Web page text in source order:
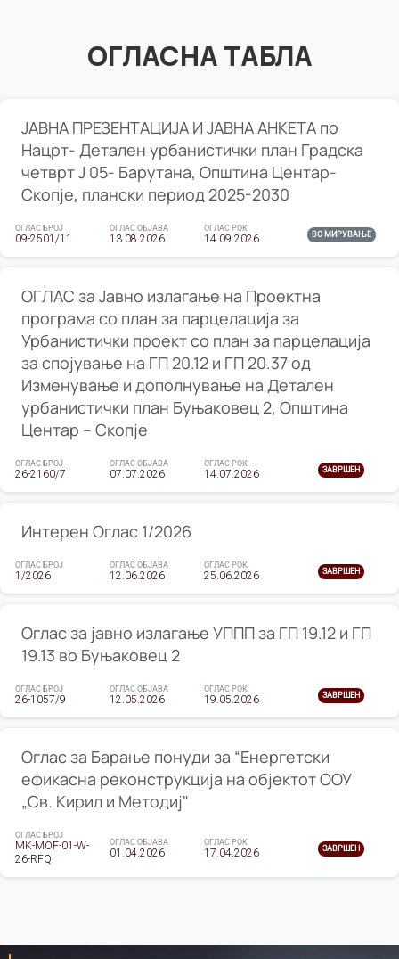
ОГЛАСНА ТАБЛА
ЈАВНА ПРЕЗЕНТАЦИЈА И ЈАВНА АНКЕТА по
Нацрт- Детален урбанистички план Градска
четврт Ј 05- Барутана, Општина Центар-
Скопје, плански период 2025-2030
ОГЛАС БРОЈ
09-2501/11
ОГЛАС ОБЈАВА
13.08.2026
ОГЛАС РОК
14.09.2026 ВО МИРУВАЊЕ
ОГЛАС за Јавно излагање на Проектна
програма со план за парцелација за
Урбанистички проект со план за парцелација
за спојување на ГП 20.12 и ГП 20.37 од
Изменување и дополнување на Детален
урбанистички план Буњаковец 2, Општина
Центар – Скопје
ОГЛАС БРОЈ
26-2160/7
ОГЛАС ОБЈАВА
07.07.2026
ОГЛАС РОК
14.07.2026 ЗАВРШЕН
Интерен Оглас 1/2026
ОГЛАС БРОЈ
1/2026
ОГЛАС ОБЈАВА
12.06.2026
ОГЛАС РОК
25.06.2026 ЗАВРШЕН
Оглас за јавно излагање УППП за ГП 19.12 и ГП
19.13 во Буњаковец 2
ОГЛАС БРОЈ
26-1057/9
ОГЛАС ОБЈАВА
12.05.2026
ОГЛАС РОК
19.05.2026 ЗАВРШЕН
Оглас за Барање понуди за “Енергетски
ефикасна реконструкција на објектот ООУ
„Св. Кирил и Методиј"
ОГЛАС БРОЈ
MK-MOF-01-W-
26-RFQ.
ОГЛАС ОБЈАВА
01.04.2026
ОГЛАС РОК
17.04.2026 ЗАВРШЕН